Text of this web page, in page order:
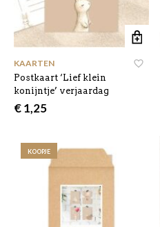
KAARTEN
Postkaart ‘Lief klein
konijntje’ verjaardag
€1,25
KOOPJE